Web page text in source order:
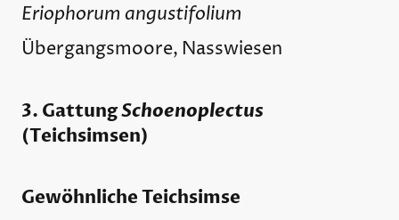
Eriophorum angustifolium
Übergangsmoore, Nasswiesen
3. GattungSchoenoplectus
(Teichsimsen)
Gewöhnliche Teichsimse